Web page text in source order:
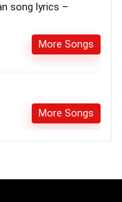
song lyrics –
More Songs
More Songs